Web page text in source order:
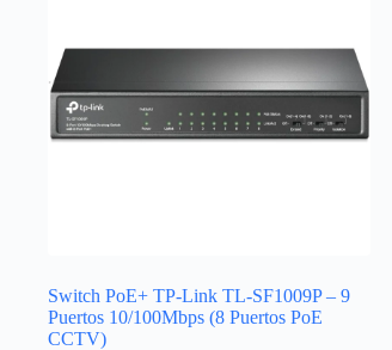
Switch PoE+ TP-Link TL-SF1009P – 9
Puertos 10/100Mbps (8 Puertos PoE
CCTV)